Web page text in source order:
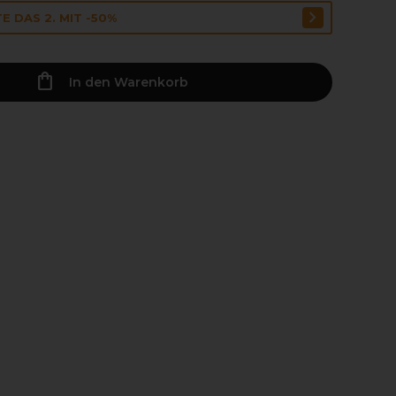
DAS 2. MIT -50%
In den Warenkorb